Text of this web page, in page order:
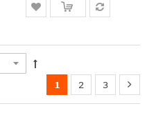
1 2 3